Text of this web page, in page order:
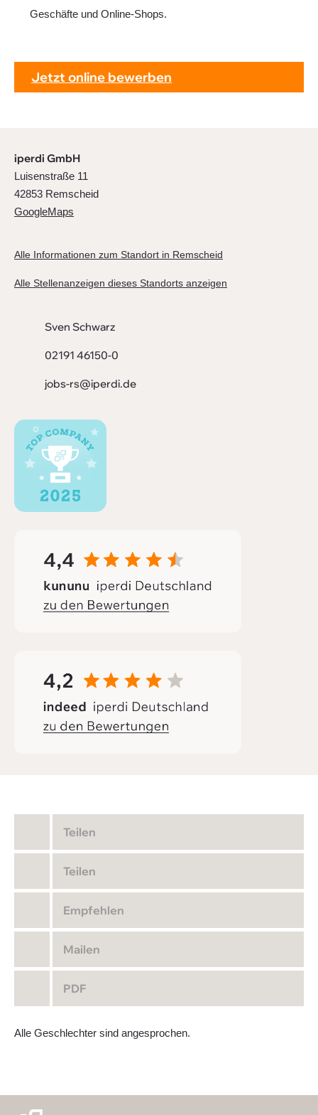
Geschäfte und Online-Shops.
Jetzt online bewerben
iperdi GmbH
Luisenstraße 11
42853 Remscheid
GoogleMaps
Alle Informationen zum Standort in Remscheid
Alle Stellenanzeigen dieses Standorts anzeigen
Sven Schwarz
02191 46150-0
jobs-rs@iperdi.de
Teilen
Teilen
Empfehlen
Mailen
PDF
Alle Geschlechter sind angesprochen.